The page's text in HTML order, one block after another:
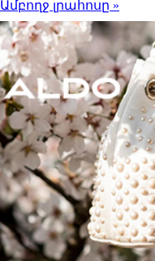
Ամբողջ լրահոսը »